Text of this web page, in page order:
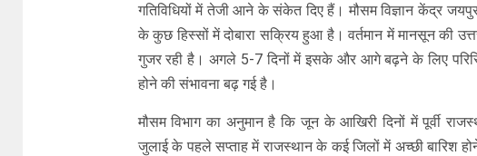
गतिविधियों में तेजी आने के संकेत दिए हैं। मौसम विज्ञान केंद्र
के कुछ हिस्सों में दोबारा सक्रिय हुआ है। वर्तमान में मानसून की
गुजर रही है। अगले 5-7 दिनों में इसके और आगे बढ़ने के लिए
होने की संभावना बढ़ गई है।
मौसम विभाग का अनुमान है कि जून के आखिरी दिनों में पूर्वी
जुलाई के पहले सप्ताह में राजस्थान के कई जिलों में अच्छी बारिश